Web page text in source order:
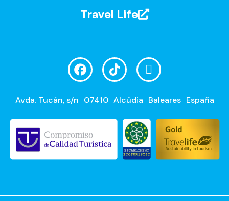
Travel Life
Avda. Tucán, s/n 07410 Alcúdia Baleares España